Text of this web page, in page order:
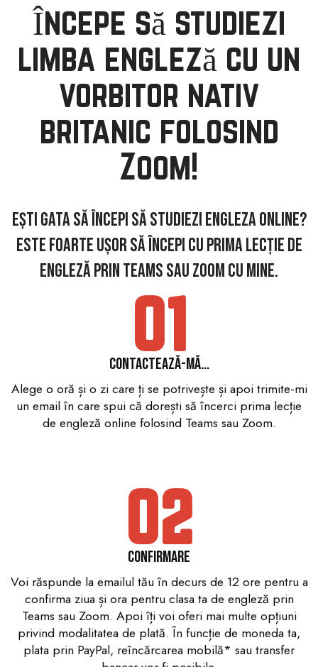
Începe să studiezi
limba engleză cu un
vorbitor nativ
britanic folosind
Zoom!
Ești gata să începi să studiezi engleza online?
Este foarte ușor să începi cu prima lecție de
engleză prin Teams sau Zoom cu mine.
01
Contactează-mă...
Alege o oră și o zi care ți se potrivește și apoi trimite-mi
un email în care spui că dorești să încerci prima lecție
de engleză online folosind Teams sau Zoom.
02
Confirmare
Voi răspunde la emailul tău în decurs de 12 ore pentru a
confirma ziua și ora pentru clasa ta de engleză prin
Teams sau Zoom. Apoi îți voi oferi mai multe opțiuni
privind modalitatea de plată. În funcție de moneda ta,
plata prin PayPal, reîncărcarea mobilă* sau transfer